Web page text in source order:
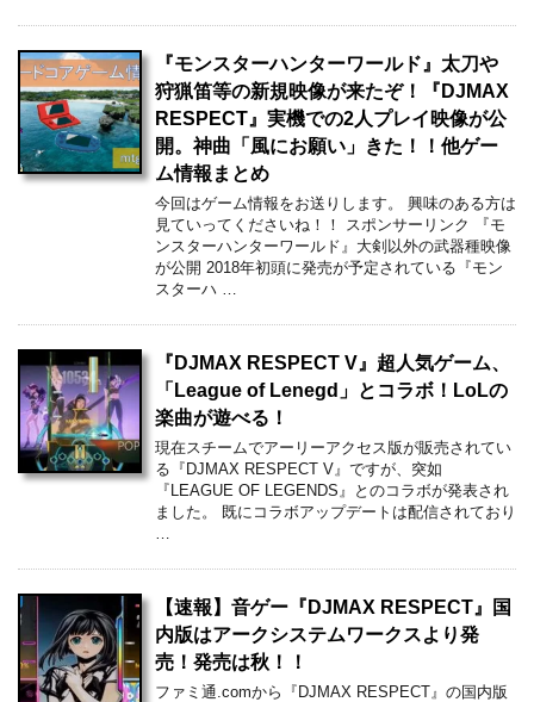
『モンスターハンターワールド』太刀や
狩猟笛等の新規映像が来たぞ！『DJMAX
RESPECT』実機での2人プレイ映像が公
開。神曲「風にお願い」きた！！他ゲー
ム情報まとめ
今回はゲーム情報をお送りします。 興味のある方は
見ていってくださいね！！ スポンサーリンク 『モ
ンスターハンターワールド』大剣以外の武器種映像
が公開 2018年初頭に発売が予定されている『モン
スターハ …
『DJMAX RESPECT V』超人気ゲーム、
「League of Lenegd」とコラボ！LoLの
楽曲が遊べる！
現在スチームでアーリーアクセス版が販売されてい
る『DJMAX RESPECT V』ですが、突如
『LEAGUE OF LEGENDS』とのコラボが発表され
ました。 既にコラボアップデートは配信されており
【速報】音ゲー『DJMAX RESPECT』国
内版はアークシステムワークスより発
売！発売は秋！！
ファミ通.comから『DJMAX RESPECT』の国内版